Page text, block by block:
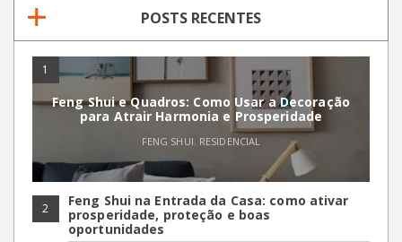
POSTS RECENTES
1
Feng Shui e Quadros: Como Usar a Decoração
para Atrair Harmonia e Prosperidade
FENG SHUI, RESIDENCIAL
2
Feng Shui na Entrada da Casa: como ativar
prosperidade, proteção e boas
oportunidades